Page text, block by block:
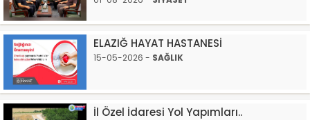
ELAZIĞ HAYAT HASTANESİ
15-05-2026 - SAĞLIK
İl Özel İdaresi Yol Yapımları..